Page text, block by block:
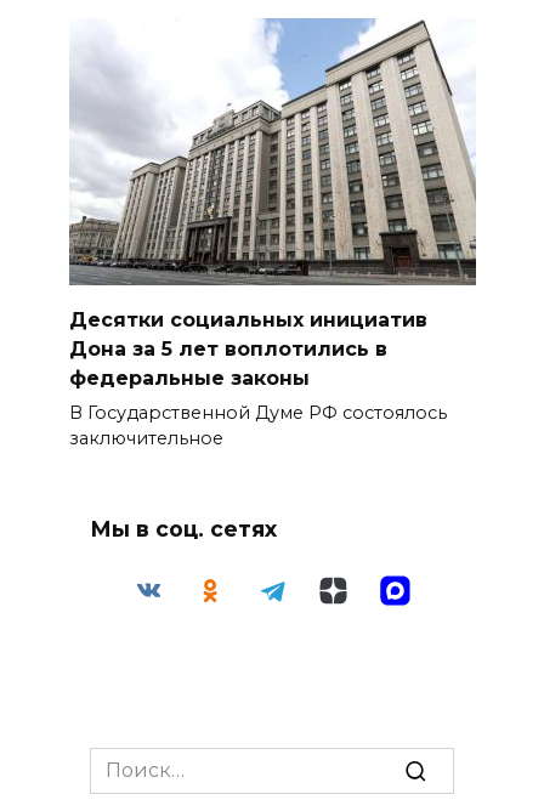
Десятки социальных инициатив
Дона за 5 лет воплотились в
федеральные законы
В Государственной Думе РФ состоялось
заключительное
Мы в соц. сетях
Search
for: